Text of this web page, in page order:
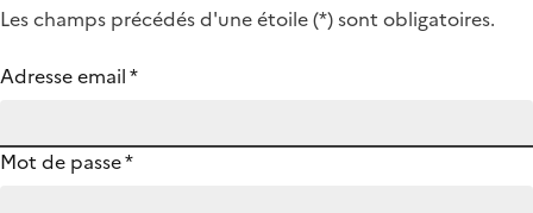
Les champs précédés d'une étoile (*) sont obligatoires.
Adresse email*
Mot de passe*